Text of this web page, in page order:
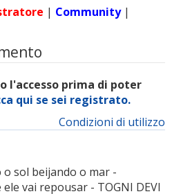
| Community|
l'accesso prima di poter
qui se sei registrato.
Condizioni di utilizzo
o sol beijando o mar -
vai repousar - TOGNI DEVI